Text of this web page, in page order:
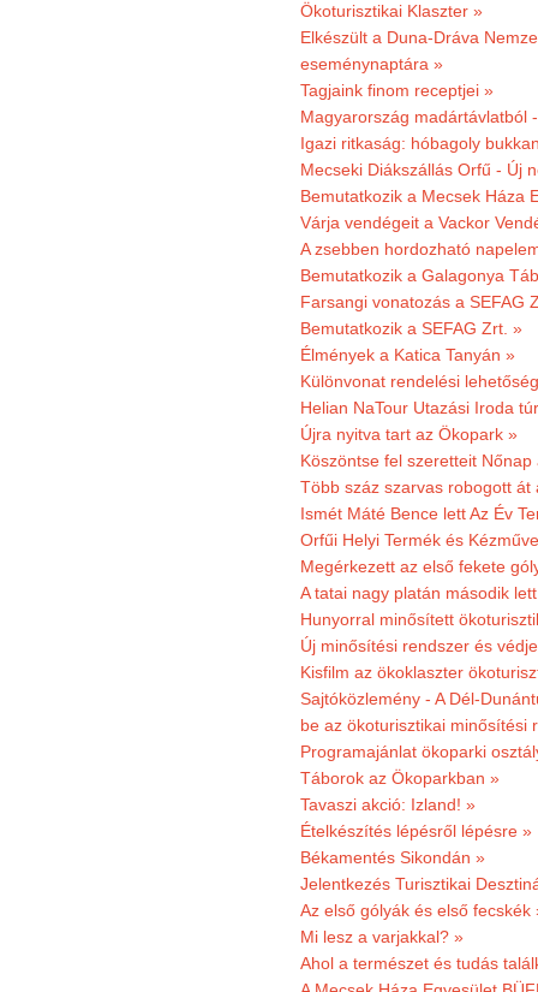
Ökoturisztikai Klaszter »
Elkészült a Duna-Dráva
eseménynaptára »
Tagjaink finom receptjei »
Magyarország madártávlatból
Igazi ritkaság: hóbagoly
Mecseki Diákszállás Orfű - Új
Bemutatkozik a Mecsek Háza
Várja vendégeit a Vackor
A zsebben hordozható
Bemutatkozik a Galagonya
Farsangi vonatozás a SEFAG
Bemutatkozik a SEFAG Zrt. »
Élmények a Katica Tanyán »
Különvonat rendelési
Helian NaTour Utazási Iroda
Újra nyitva tart az Ökopark »
Köszöntse fel szeretteit
Több száz szarvas robogott át
Ismét Máté Bence lett Az Év
Orfűi Helyi Termék és
Megérkezett az első fekete
A tatai nagy platán második
Hunyorral minősített
Új minősítési rendszer és
Kisfilm az ökoklaszter
Sajtóközlemény - A Dél-
be az ökoturisztikai minősítési
Programajánlat ökoparki
Táborok az Ökoparkban »
Tavaszi akció: Izland! »
Ételkészítés lépésről lépésre »
Békamentés Sikondán »
Jelentkezés Turisztikai
Az első gólyák és első fecskék
Mi lesz a varjakkal? »
Ahol a természet és tudás